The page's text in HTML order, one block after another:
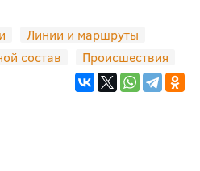
Линии и маршруты
состав Происшествия